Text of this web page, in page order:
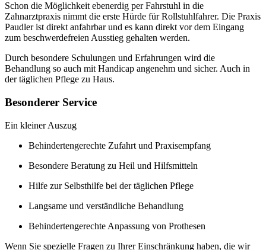
Schon die Möglichkeit ebenerdig per Fahrstuhl in die
Zahnarztpraxis nimmt die erste Hürde für Rollstuhlfahrer. Die Praxis
Paudler ist direkt anfahrbar und es kann direkt vor dem Eingang
zum beschwerdefreien Ausstieg gehalten werden.
Durch besondere Schulungen und Erfahrungen wird die
Behandlung so auch mit Handicap angenehm und sicher. Auch in
der täglichen Pflege zu Haus.
Besonderer Service
Ein kleiner Auszug
Behindertengerechte Zufahrt und Praxisempfang
Besondere Beratung zu Heil und Hilfsmitteln
Hilfe zur Selbsthilfe bei der täglichen Pflege
Langsame und verständliche Behandlung
Behindertengerechte Anpassung von Prothesen
Wenn Sie spezielle Fragen zu Ihrer Einschränkung haben, die wir